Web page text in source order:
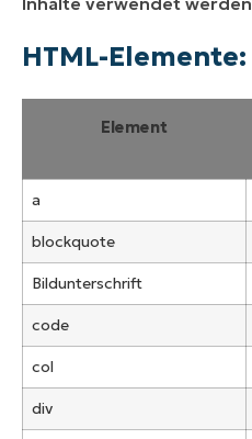
HTML-Elemente:
Element
a
blockquote
Bildunterschrift
code
col
div